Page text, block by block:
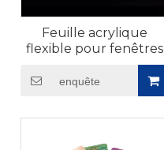
Feuille acrylique
flexible pour fenêtres​
enquête